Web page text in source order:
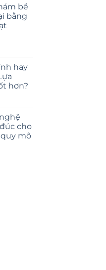
bề
bằng
hay
hơn?
cho
mô